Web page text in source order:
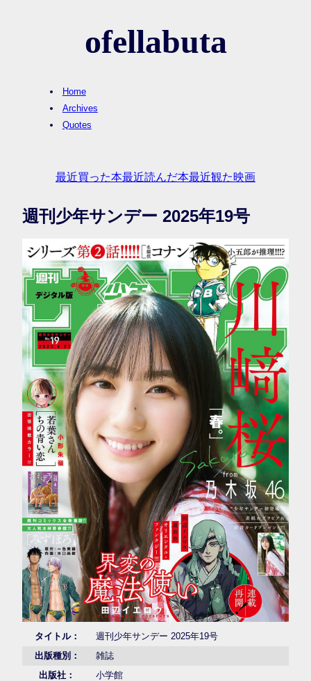
ofellabuta
Home
Archives
Quotes
最近買った本最近読んだ本最近観た映画
週刊少年サンデー 2025年19号
タイトル：
週刊少年サンデー 2025年19号
出版種別：
雑誌
出版社：
小学館